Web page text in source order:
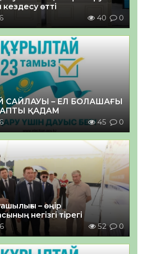
кездесу өтті
40 0
САЙЛАУЫ – ЕЛ БОЛАШАҒЫ
ҚАДАМ
45 0
– өңір
негізгі тірегі
52 0